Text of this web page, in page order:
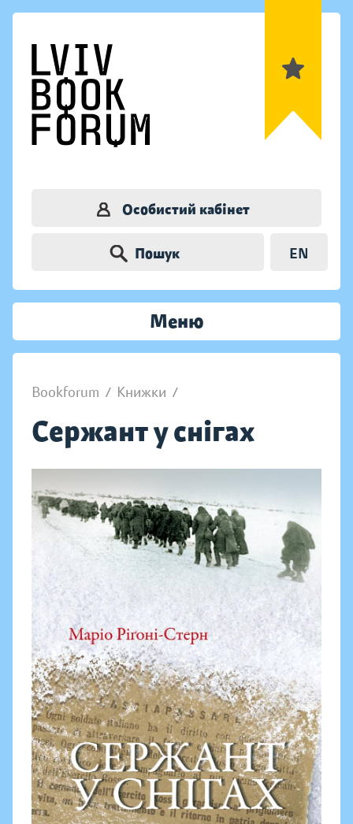
Особистий кабінет
Пошук EN
Меню
Bookforum / Книжки /
Сержант у снігах